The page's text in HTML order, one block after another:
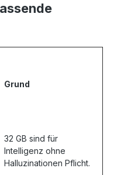
Grund
32 GB sind für
Intelligenz ohne
Halluzinationen Pflicht.